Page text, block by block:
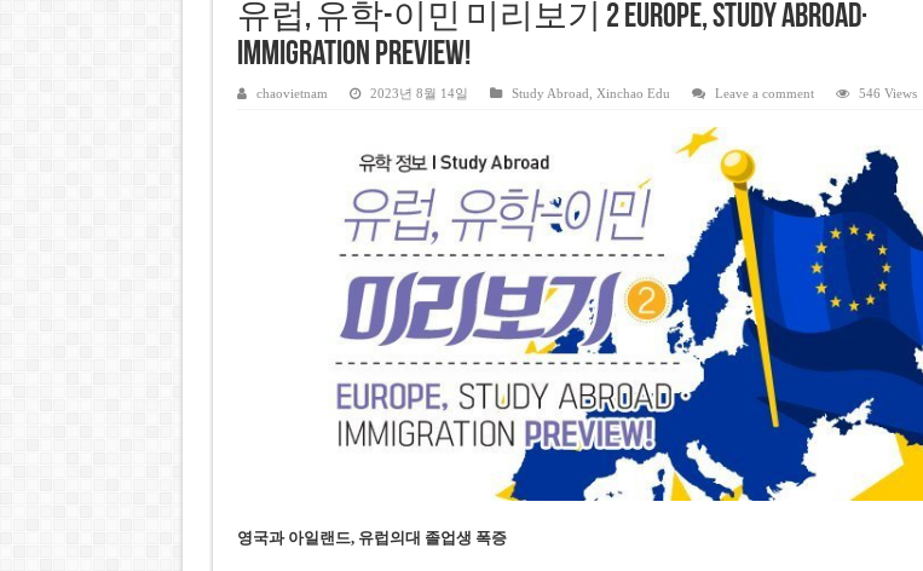
미화원 쪽방 휴게실 논란…허리도 못 펴는 열악한 환경
호찌민시, 올해 국경절 연휴 5일 연속 휴무 확정… 8월 29일~9월 2일
우크라이나 전황 1,623일: 키이우, 탄도미사일 요격 실패…드론, 모스크바 집중 공격
미 국방부, 육군 참모총장 임명 난항
조세심판원, 배우 유연석 30억 세금 불복 청구 기각
유럽, 유학-이민 미리보기 2 Europe, Study Abroad·
Immigration Preview!
chaovietnam 2023년 8월 14일 Study Abroad Xinchao Edu Leave a comment 546 Views
영국과 아일랜드, 유럽의대 졸업생 폭증